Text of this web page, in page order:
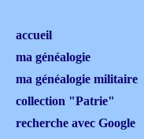
accueil
ma généalogie
ma généalogie militaire
collection "Patrie"
recherche avec Google